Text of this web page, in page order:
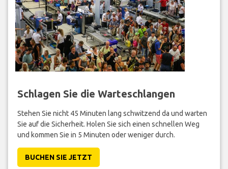
Schlagen Sie die Warteschlangen
Stehen Sie nicht 45 Minuten lang schwitzend da und warten
Sie auf die Sicherheit. Holen Sie sich einen schnellen Weg
und kommen Sie in 5 Minuten oder weniger durch.
BUCHEN SIE JETZT